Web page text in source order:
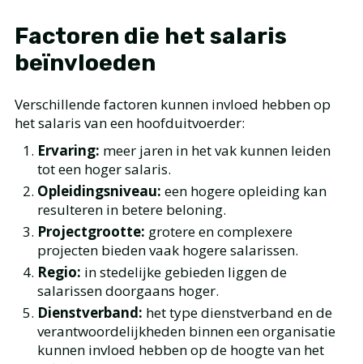
Factoren die het salaris
beïnvloeden
Verschillende factoren kunnen invloed hebben op
het salaris van een hoofduitvoerder:
Ervaring: meer jaren in het vak kunnen leiden
tot een hoger salaris.
Opleidingsniveau: een hogere opleiding kan
resulteren in betere beloning.
Projectgrootte: grotere en complexere
projecten bieden vaak hogere salarissen.
Regio: in stedelijke gebieden liggen de
salarissen doorgaans hoger.
Dienstverband: het type dienstverband en de
verantwoordelijkheden binnen een organisatie
kunnen invloed hebben op de hoogte van het